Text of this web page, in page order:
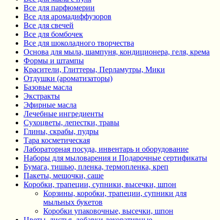
Все для парфюмерии
Все для аромадиффузоров
Все для свечей
Все для бомбочек
Все для шоколадного творчества
Основа для мыла, шампуня, кондиционера, геля, крема
Формы и штампы
Красители, Глиттеры, Перламутры, Мики
Отдушки (ароматизаторы)
Базовые масла
Экстракты
Эфирные масла
Лечебные ингредиенты
Сухоцветы, лепестки, травы
Глины, скрабы, пудры
Тара косметическая
Лабораторная посуда, инвентарь и оборудование
Наборы для мыловарения и Подарочные сертификаты
Бумага, тишью, пленка, термопленка, креп
Пакеты, мешочки, саше
Коробки, трапеции, супники, высечки, шпон
Корзины, коробки, трапеции, супники для
мыльных букетов
Коробки упаковочные, высечки, шпон